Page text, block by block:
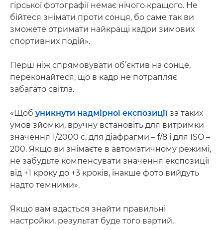
гірської фотографії немає нічого кращого. Не
бійтеся знімати проти сонця, бо саме так ви
зможете отримати найкращі кадри зимових
спортивних подій».
Перш ніж спрямовувати об’єктив на сонце,
переконайтеся, що в кадр не потрапляє
забагато світла.
«Щоб уникнути надмірної експозиції за таких
умов зйомки, вручну встановіть для витримки
значення 1/2000 с, для діафрагми – f/8 і для ISO –
200. Якщо ви знімаєте в автоматичному режимі,
не забудьте компенсувати значення експозиції
від +1 кроку до +3 кроків, інакше фото вийдуть
надто темними».
Якщо вам вдасться знайти правильні
настройки, результат буде того вартий.